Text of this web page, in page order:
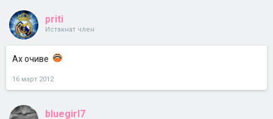
priti
Истакнат член
Ах очиве
16 март 2012
bluegirl7